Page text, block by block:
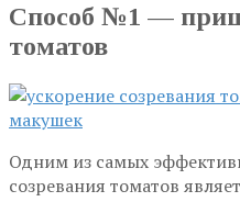
Способ №1 —
томатов
Одним из самых
созревания томатов